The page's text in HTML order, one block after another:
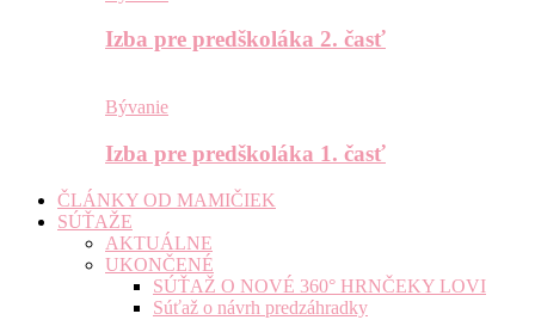
Izba pre predškoláka 2. časť
Bývanie
Izba pre predškoláka 1. časť
ČLÁNKY OD MAMIČIEK
SÚŤAŽE
AKTUÁLNE
UKONČENÉ
SÚŤAŽ O NOVÉ 360° HRNČEKY LOVI
Súťaž o návrh predzáhradky